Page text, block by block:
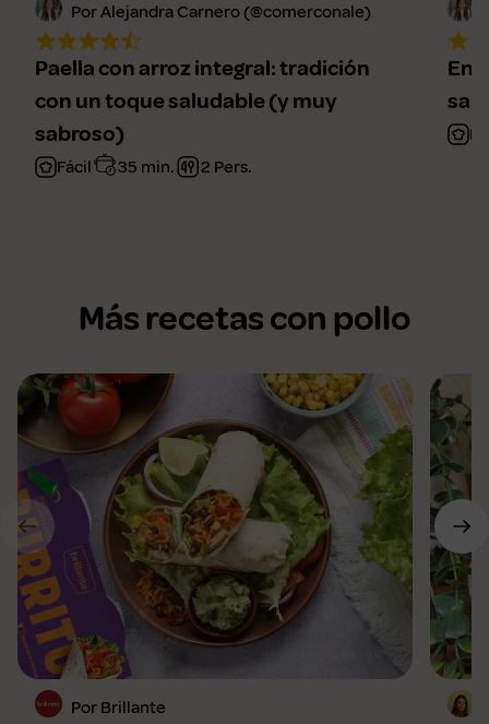
Por Alejandra Carnero (@comerconale)
Paella con arroz integral: tradición
con un toque saludable (y muy
sabroso)
Fácil 35 min. 2 Pers.
Más recetas con pollo
Por Brillante